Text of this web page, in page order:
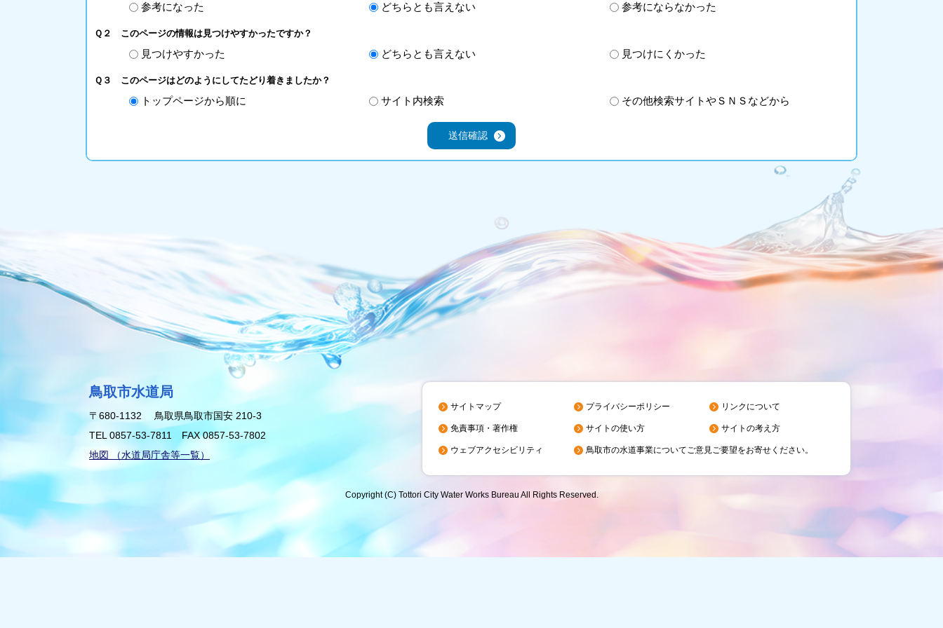
参考になった どちらとも言えない 参考にならなかった
Ｑ２ このページの情報は見つけやすかったですか？
見つけやすかった どちらとも言えない 見つけにくかった
Ｑ３ このページはどのようにしてたどり着きましたか？
トップページから順に サイト内検索 その他検索サイトやＳＮＳなどから
鳥取市水道局
〒680-1132 鳥取県鳥取市国安 210-3
TEL 0857-53-7811
FAX 0857-53-7802
地図 （水道局庁舎等一覧）
サイトマップ プライバシーポリシー リンクについて
免責事項・著作権 サイトの使い方 サイトの考え方
ウェブアクセシビリティ 鳥取市の水道事業についてご意見ご要望をお寄せください。
Copyright (C) Tottori City Water Works Bureau All Rights Reserved.